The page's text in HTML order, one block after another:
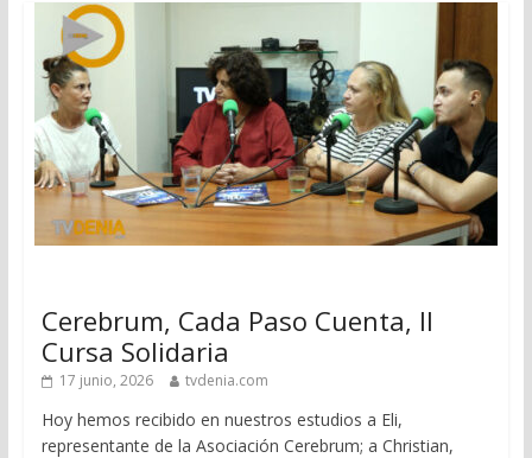
Cerebrum, Cada Paso Cuenta, II
Cursa Solidaria
17 junio, 2026 tvdenia.com
Hoy hemos recibido en nuestros estudios a Eli,
representante de la Asociación Cerebrum; a Christian,